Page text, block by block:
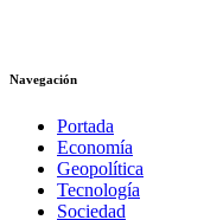
Navegación
Portada
Economía
Geopolítica
Tecnología
Sociedad